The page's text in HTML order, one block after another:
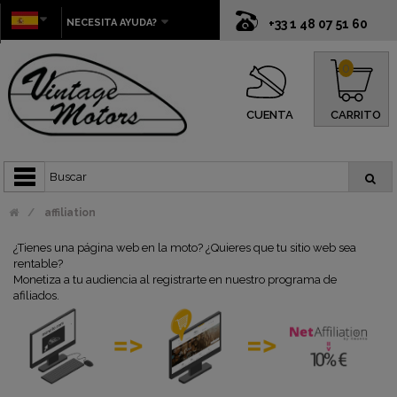
+33 1 48 07 51 60
NECESITA AYUDA?
CUENTA CARRITO
0
affiliation
¿Tienes una página web en la moto? ¿Quieres que tu sitio web sea
rentable?
Monetiza a tu audiencia al registrarte en nuestro programa de
afiliados.